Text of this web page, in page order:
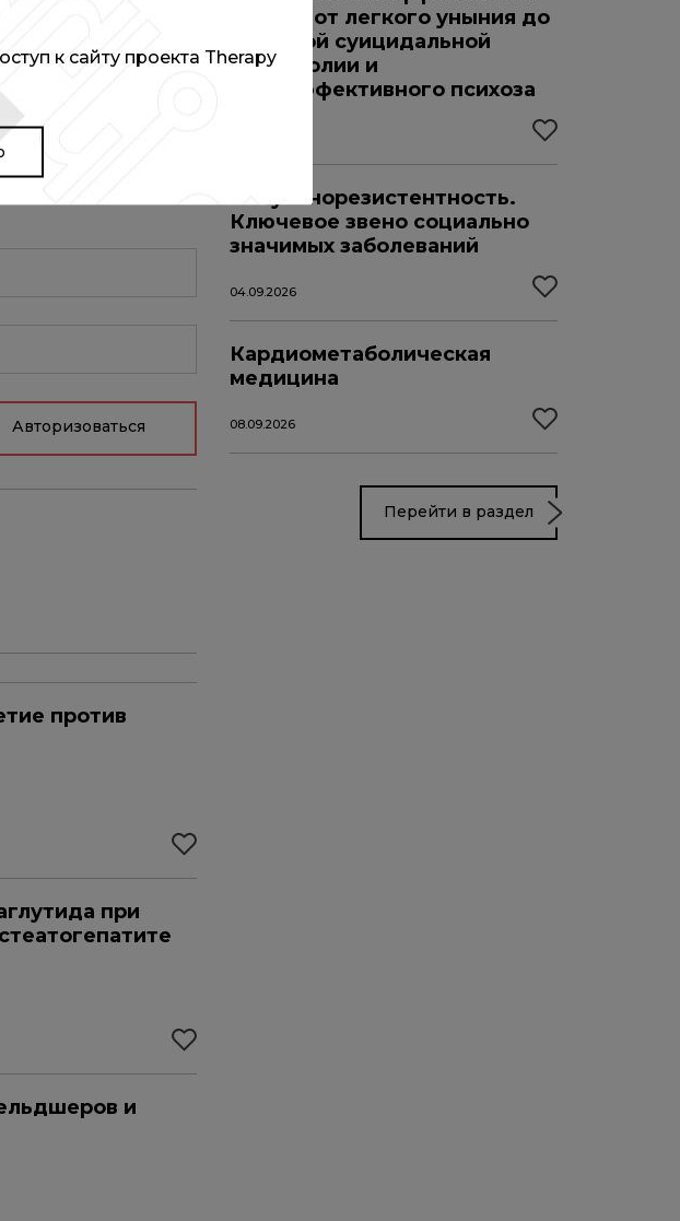
Авторизоваться
против
при
и
сферы: от легкого уныния до
глубокой суицидальной
меланхолии и
шизоаффективного психоза
Инсулинорезистентность.
Ключевое звено социально
значимых заболеваний
04.09.2026
Кардиометаболическая
медицина
08.09.2026
Перейти в раздел
к сайту проекта Therapy